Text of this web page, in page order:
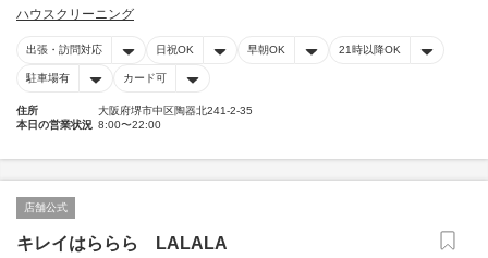
ハウスクリーニング
出張・訪問対応 日祝OK 早朝OK 21時以降OK
駐車場有 カード可
住所
大阪府堺市中区陶器北241-2-35
本日の営業状況 8:00〜22:00
店舗公式
キレイはららら LALALA